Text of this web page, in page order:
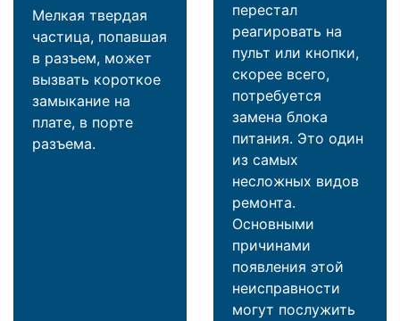
Мелкая твердая
частица, попавшая
в разъем, может
вызвать короткое
замыкание на
плате, в порте
разъема.
перестал
реагировать на
пульт или кнопки,
скорее всего,
потребуется
замена блока
питания. Это один
из самых
несложных видов
ремонта.
Основными
причинами
появления этой
неисправности
могут послужить